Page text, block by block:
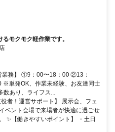
モクモク軽作業です。
業務】 ①9：00〜18：00 ②13：
単発OK、作業未経験、お友達同士
数あり、ライフス...
者！運営サポート】 展示会、フェ
ベント会場で来場者が快適に過ごせ
✨【働きやすいポイント】 ・土日